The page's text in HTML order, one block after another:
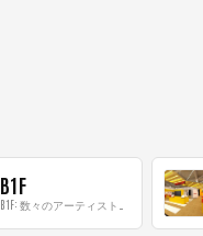
B1F